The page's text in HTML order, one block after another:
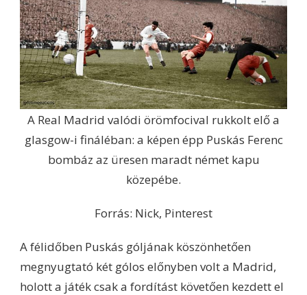
A Real Madrid valódi örömfocival rukkolt elő a
glasgow-i fináléban: a képen épp Puskás Ferenc
bombáz az üresen maradt német kapu
közepébe.
Forrás: Nick, Pinterest
A félidőben Puskás góljának köszönhetően
megnyugtató két gólos előnyben volt a Madrid,
holott a játék csak a fordítást követően kezdett el